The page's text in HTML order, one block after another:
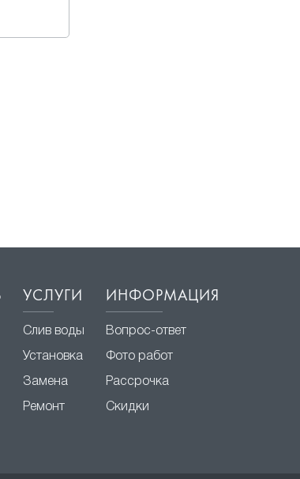
УСЛУГИ
Слив воды
Установка
Замена
Ремонт
ИНФОРМАЦИЯ
Вопрос-ответ
Фото работ
Рассрочка
Скидки